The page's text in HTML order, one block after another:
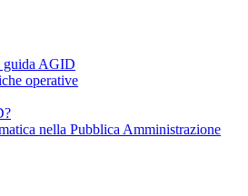
guida AGID
operative
nella Pubblica Amministrazione